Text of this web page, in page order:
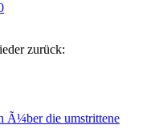
zurück:
Ã¼ber die umstrittene